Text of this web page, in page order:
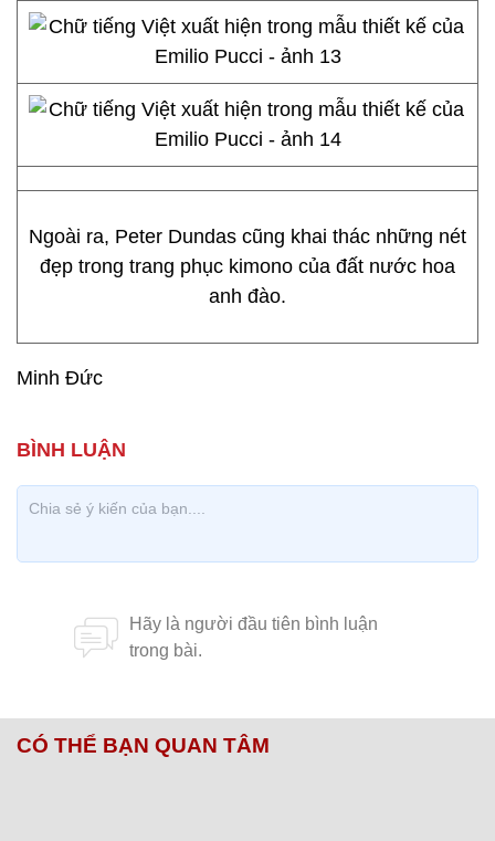
Ngoài ra, Peter Dundas cũng khai thác những nét
đẹp trong trang phục kimono của đất nước hoa
anh đào.
Minh Đức
CÓ THỂ BẠN QUAN TÂM